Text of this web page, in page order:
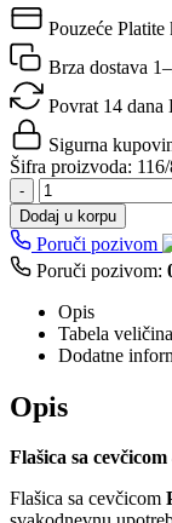
Pouzeće Platite
Brza dostava
Povrat 14 dana
Sigurna
Šifra proizvoda:
-
Dodaj u korpu
Poruči pozivom
Poruči pozivom:
Opis
Tabela veličina
Dodatne
Opis
Flašica sa
Flašica sa cevčicom